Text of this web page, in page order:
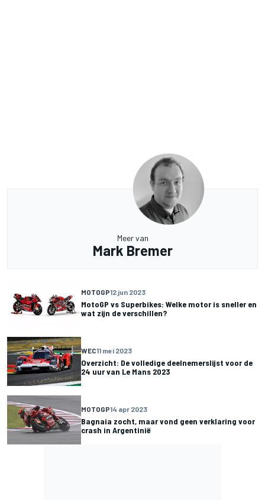
Meer van
Mark Bremer
MOTOGP12 jun 2023
MotoGP vs Superbikes: Welke motor is sneller en
wat zijn de verschillen?
WEC11 mei 2023
Overzicht: De volledige deelnemerslijst voor de
24 uur van Le Mans 2023
MOTOGP14 apr 2023
Bagnaia zocht, maar vond geen verklaring voor
crash in Argentinië